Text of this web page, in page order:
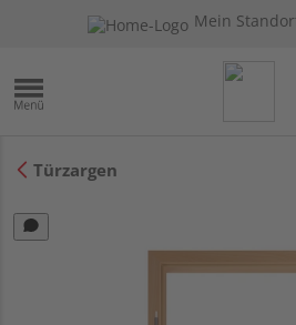
Mein
Türzargen